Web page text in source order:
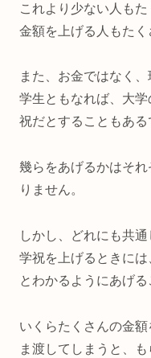
これより少ない人も
金額を上げる人もたく
また、お金ではなく
学生ともなれば、大
祝だとすることもある
幾らをあげるかはそ
りません。
しかし、どれにも共
学祝を上げるときに
とわかるようにあげる
いくらたくさんの金
ま渡してしまうと、